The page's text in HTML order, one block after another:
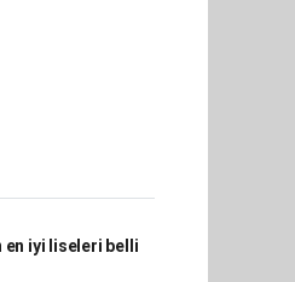
en iyi liseleri belli